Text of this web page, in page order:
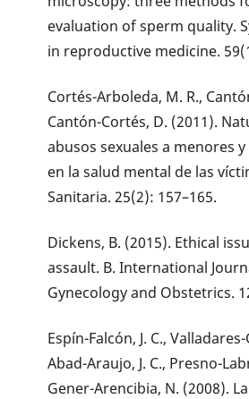
evaluation of sperm quality.
in reproductive medicine.
Cortés-Arboleda, M. R.,
Cantón-Cortés, D. (2011).
abusos sexuales a menores
en la salud mental de las
Sanitaria. 25(2): 157–165.
Dickens, B. (2015). Ethical
assault. B. International
Gynecology and Obstetrics.
Espín-Falcón, J. C.,
Abad-Araujo, J. C., Presno-
Gener-Arencibia, N. (2008).